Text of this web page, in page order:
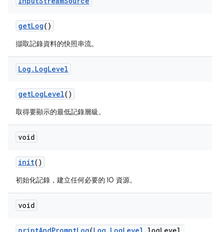
getLog()
擷取記錄資料的快照串流。
Log . LogLevel
getLogLevel()
取得要顯示的最低記錄層級。
void
init()
初始化記錄，建立任何必要的 IO 資源。
void